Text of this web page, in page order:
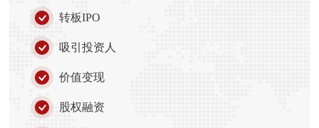
转板IPO
吸引投资人
价值变现
股权融资